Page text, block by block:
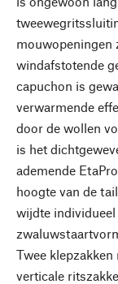
mouwopeningen
windafstotende
capuchon is
verwarmende
door de wollen
is het
ademende
hoogte van de
wijdte
Twee
verticale